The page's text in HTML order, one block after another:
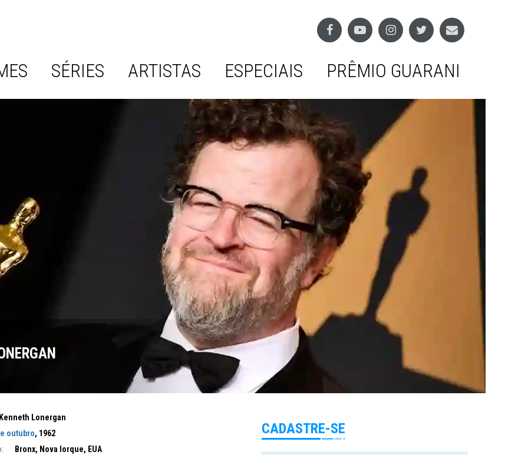
SÉRIES ARTISTAS ESPECIAIS PRÊMIO GUARANI
Kenneth Lonergan
outubro, 1962
Bronx, Nova Iorque, EUA
CADASTRE-SE